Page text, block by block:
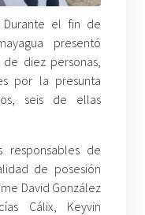
Durante el fin de
presentó
diez personas,
por la presunta
seis de ellas
responsables de
de posesión
David González
Cálix, Keyvin